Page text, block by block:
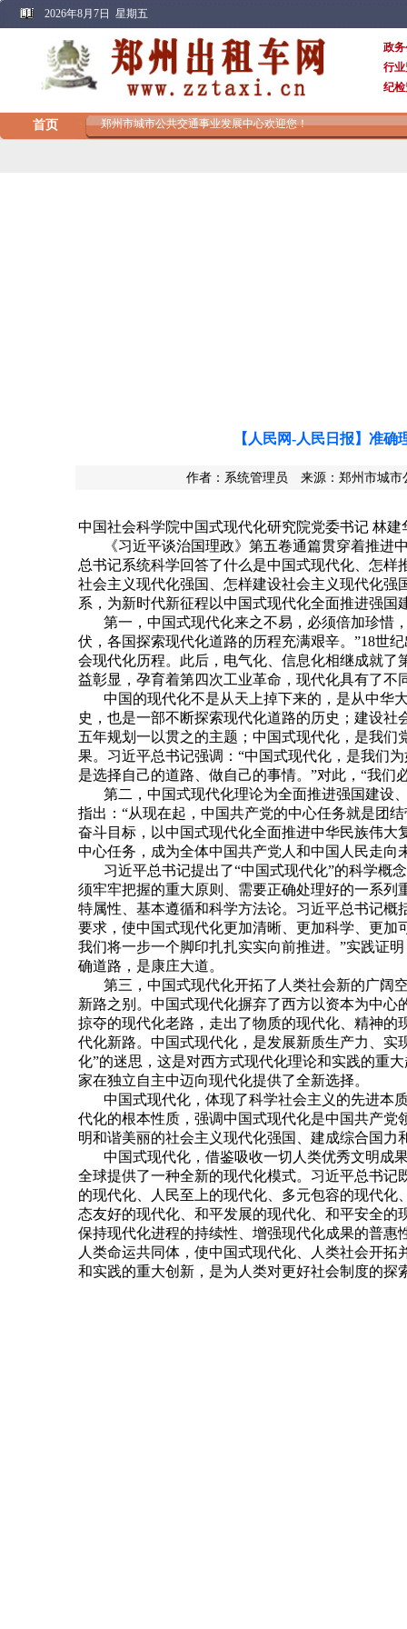
【人民网-人民日报】准
作者：系统管理员 来源：郑州市城
中国社会科学院中国式现代化研究院党委书记 林建
《习近平谈治国理政》第五卷通篇贯穿着推
总书记系统科学回答了什么是中国式现代化、怎
社会主义现代化强国、怎样建设社会主义现代化
系，为新时代新征程以中国式现代化全面推进强
第一，中国式现代化来之不易，必须倍加珍惜
伏，各国探索现代化道路的历程充满艰辛。”18世
会现代化历程。此后，电气化、信息化相继成就
益彰显，孕育着第四次工业革命，现代化具有了不
中国的现代化不是从天上掉下来的，是从中华
史，也是一部不断探索现代化道路的历史；建设
五年规划一以贯之的主题；中国式现代化，是我
果。习近平总书记强调： “中国式现代化，是我们
是选择自己的道路、做自己的事情。”对此，“我
第二，中国式现代化理论为全面推进强国建设
指出： “从现在起，中国共产党的中心任务就是团
奋斗目标，以中国式现代化全面推进中华民族伟
中心任务，成为全体中国共产党人和中国人民走向
习近平总书记提出了“中国式现代化”的科学概
须牢牢把握的重大原则、需要正确处理好的一系
特属性、基本遵循和科学方法论。习近平总书记
要求，使中国式现代化更加清晰、更加科学、更
我们将一步一个脚印扎扎实实向前推进。”实践证
确道路，是康庄大道。
第三，中国式现代化开拓了人类社会新的广阔
新路之别。中国式现代化摒弃了西方以资本为中
掠夺的现代化老路，走出了物质的现代化、精神
代化新路。中国式现代化，是发展新质生产力、
化”的迷思，这是对西方式现代化理论和实践的重
家在独立自主中迈向现代化提供了全新选择。
中国式现代化，体现了科学社会主义的先进本
代化的根本性质，强调中国式现代化是中国共产
明和谐美丽的社会主义现代化强国、建成综合国
中国式现代化，借鉴吸收一切人类优秀文明成
全球提供了一种全新的现代化模式。习近平总书
的现代化、人民至上的现代化、多元包容的现代
态友好的现代化、和平发展的现代化、和平安全
保持现代化进程的持续性、增强现代化成果的普
人类命运共同体，使中国式现代化、人类社会开
和实践的重大创新，是为人类对更好社会制度的探